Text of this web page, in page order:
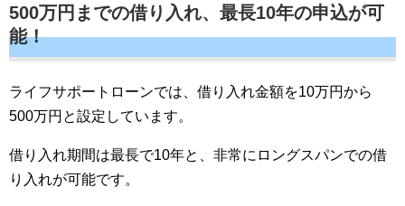
500万円までの借り入れ、最長10年の申込が可
能！
ライフサポートローンでは、借り入れ金額を10万円から
500万円と設定しています。
借り入れ期間は最長で10年と、非常にロングスパンでの借
り入れが可能です。